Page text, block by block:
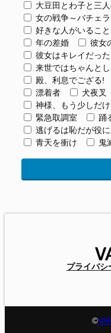
大豆田とわ子と三
女の戦争～バチェ
好きな人がいること
年の差婚
彼女
彼女はキレイだった
来世ではちゃんと
殿、利息でござる!
漂着者
犬夜叉
神様、もう少しだけ
緊急取調室
踊
逃げるは恥だが役
青天を衝け
鬼
プライバシ
©